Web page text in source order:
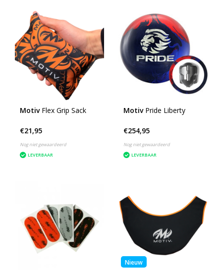
Motiv Flex Grip Sack
€21,95
Nog niet gewaardeerd
LEVERBAAR
Motiv Pride Liberty
€254,95
Nog niet gewaardeerd
LEVERBAAR
Nieuw